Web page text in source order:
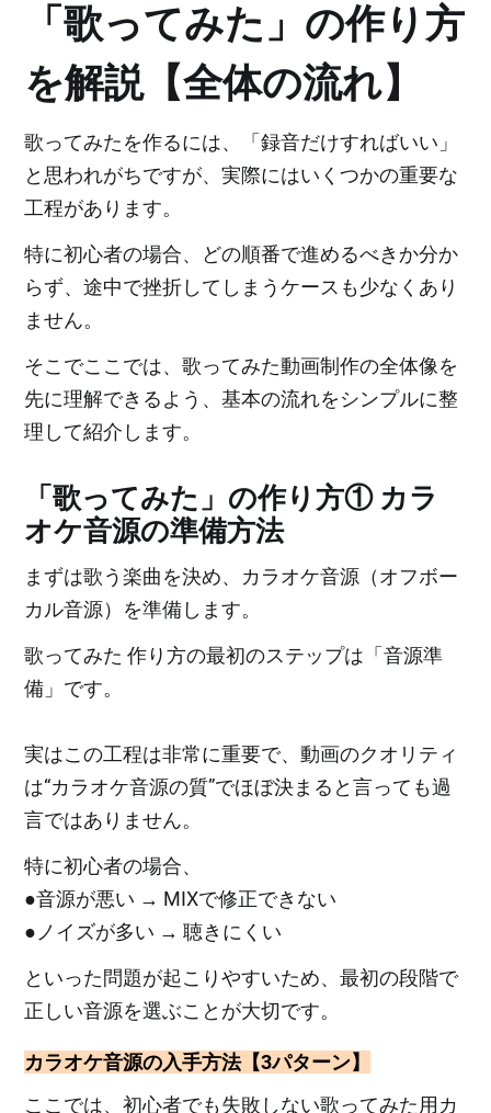
「歌ってみた」の作り方
を解説【全体の流れ】
歌ってみたを作るには、「録音だけすればいい」
と思われがちですが、実際にはいくつかの重要な
工程があります。
特に初心者の場合、どの順番で進めるべきか分か
らず、途中で挫折してしまうケースも少なくあり
ません。
そこでここでは、歌ってみた動画制作の全体像を
先に理解できるよう、基本の流れをシンプルに整
理して紹介します。
「歌ってみた」の作り方① カラ
オケ音源の準備方法
まずは歌う楽曲を決め、カラオケ音源（オフボー
カル音源）を準備します。
歌ってみた 作り方の最初のステップは「音源準
備」です。
実はこの工程は非常に重要で、動画のクオリティ
は“カラオケ音源の質”でほぼ決まると言っても過
言ではありません。
特に初心者の場合、
●音源が悪い → MIXで修正できない
●ノイズが多い → 聴きにくい
といった問題が起こりやすいため、最初の段階で
正しい音源を選ぶことが大切です。
カラオケ音源の入手方法【3パターン】
ここでは、初心者でも失敗しない歌ってみた用カ